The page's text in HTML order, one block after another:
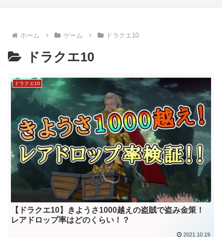
ホーム ゲーム ドラクエ10
ドラクエ10
ドラクエ10
【ドラクエ10】きようさ1000越えの盗賊で盗み金策！
レアドロップ率はどのくらい！？
2021.10.19